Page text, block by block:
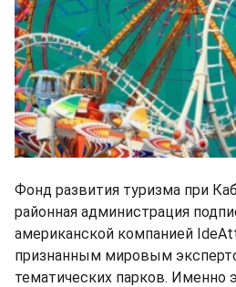
Фонд развития туризма при
районная администрация
американской компанией
признанным мировым
тематических парков. Именно